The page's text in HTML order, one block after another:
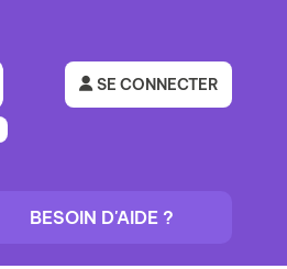
SE CONNECTER
BESOIN D'AIDE ?